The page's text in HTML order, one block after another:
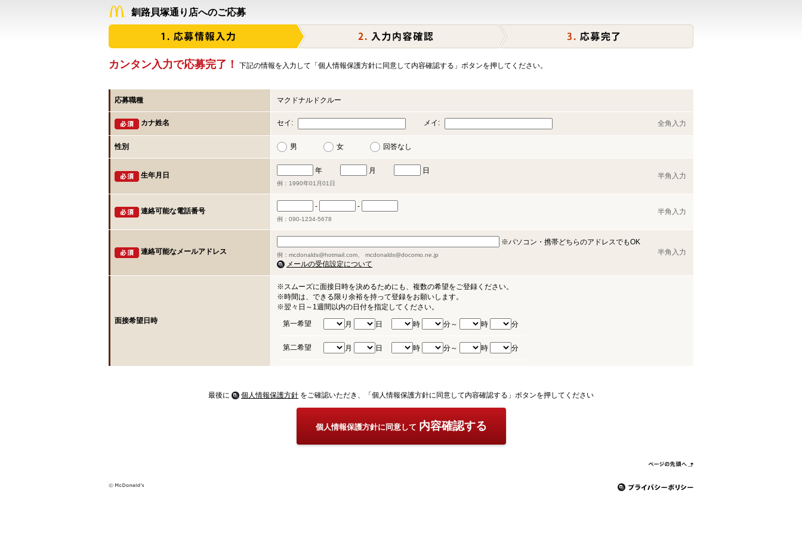
釧路貝塚通り店へのご応募
カンタン入力で応募完了！ 下記の情報を入力して「個人情報保護方針に同意して内容確認する」ボタンを押してください。
応募職種 マクドナルドクルー
カナ姓名 セイ: メイ: 全角入力
性別 男 女 回答なし
生年月日
年 月 日
例：1990年01月01日
半角入力
連絡可能な電話番号
- -
例：090-1234-5678
半角入力
連絡可能なメールアドレス
※パソコン・携帯どちらのアドレスでもOK
例：mcdonalds@hotmail.com、 mcdonalds@docomo.ne.jp
メールの受信設定について
半角入力
面接希望日時
※スムーズに面接日時を決めるためにも、複数の希望をご登録ください。
※時間は、できる限り余裕を持って登録をお願いします。
※翌々日～1週間以内の日付を指定してください。
第一希望
月 日 時 分～ 時 分
第二希望 月 日 時 分～ 時 分
最後に 個人情報保護方針 をご確認いただき、「個人情報保護方針に同意して内容確認する」ボタンを押してください
個人情報保護方針に同意して 内容確認する